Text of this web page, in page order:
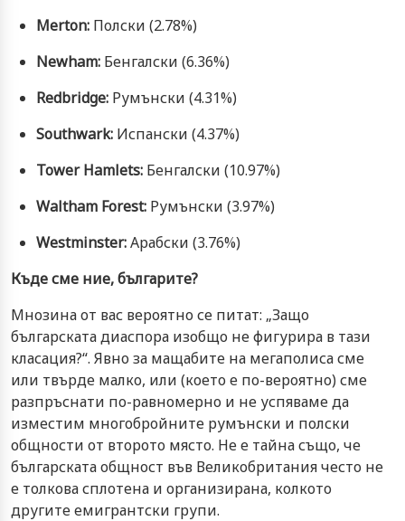
Merton: Полски (2.78%)
Newham: Бенгалски (6.36%)
Redbridge: Румънски (4.31%)
Southwark: Испански (4.37%)
Tower Hamlets: Бенгалски (10.97%)
Waltham Forest: Румънски (3.97%)
Westminster:Арабски (3.76%)
Къде сме ние, българите?
Мнозина от вас вероятно се питат: „Защо
българската диаспора изобщо не фигурира в тази
класация?“. Явно за мащабите на мегаполиса сме
или твърде малко, или (което е по-вероятно) сме
разпръснати по-равномерно и не успяваме да
изместим многобройните румънски и полски
общности от второто място. Не е тайна също, че
българската общност във Великобритания често не
е толкова сплотена и организирана, колкото
другите емигрантски групи.